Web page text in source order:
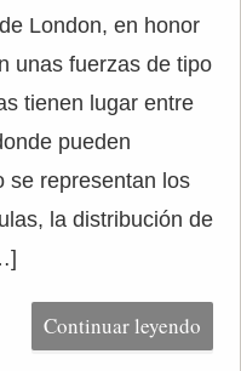
London, en honor
unas fuerzas de tipo
tienen lugar entre
pueden
se representan los
la distribución de
Continuar leyendo